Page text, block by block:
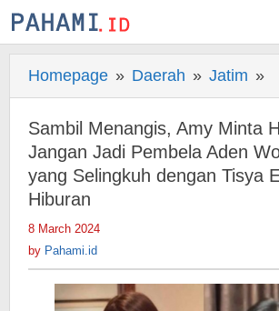
Skip
to
Homepage » Daerah » Jatim »
Sambil Menangis, Amy Minta
Jangan Jadi Pembela Aden
yang Selingkuh dengan Tisya
Hiburan
8 March 2024
by Pahami.id